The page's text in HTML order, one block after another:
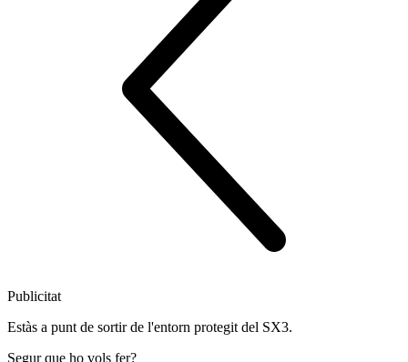
Publicitat
Estàs a punt de sortir de l'entorn protegit del SX3.
Segur que ho vols fer?